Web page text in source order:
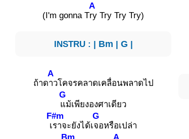
(I'm gonna T
A
ry Try Try Try)
INSTRU : | Bm | G |
ถ้าด
A
าวโคจรคลาดเคลื่อนพลาดไป
G
แม้เพียงองศาเดียว
เ
F#m
ราจะยังได้เ
G
จอหรือเปล่า